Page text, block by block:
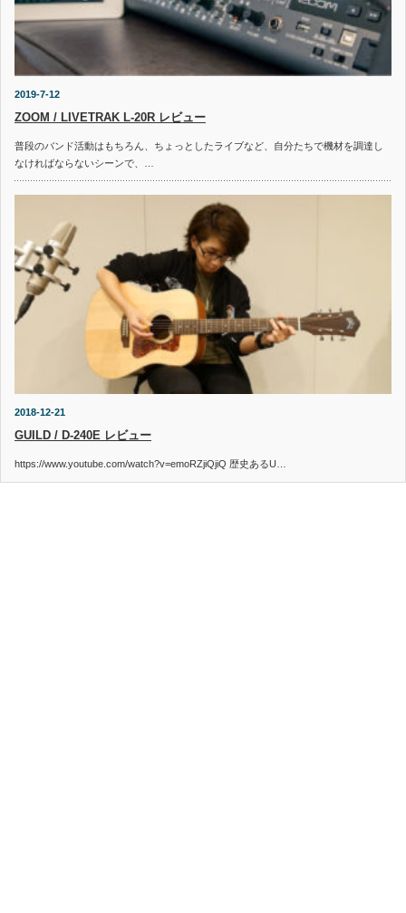
2019-7-12
ZOOM / LIVETRAK L-20R レビュー
普段のバンド活動はもちろん、ちょっとしたライブなど、自分たちで機材を調達し
なければならないシーンで、…
2018-12-21
GUILD / D-240E レビュー
https://www.youtube.com/watch?v=emoRZjiQjiQ 歴史あるU…